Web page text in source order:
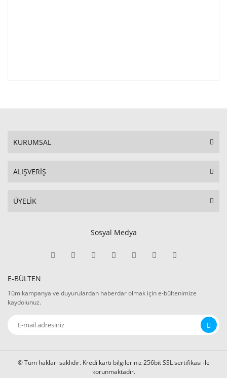
KURUMSAL
ALIŞVERİŞ
ÜYELİK
Sosyal Medya
E-BÜLTEN
Tüm kampanya ve duyurulardan haberdar olmak için e-bültenimize
kaydolunuz.
© Tüm hakları saklıdır. Kredi kartı bilgileriniz 256bit SSL sertifikası ile
korunmaktadır.